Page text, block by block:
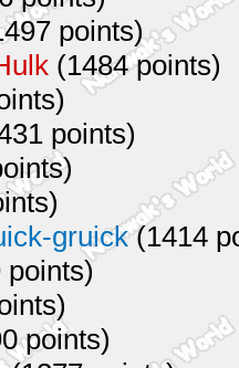
points)
(1484 points)
points)
gruick(1414
points)